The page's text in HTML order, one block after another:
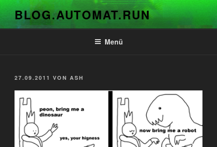
Zum
Inhalt
springen
BLOG.AUTOMAT.RUN
Menü
VERÖFFENTLICHT
27.09.2011 VON ASH